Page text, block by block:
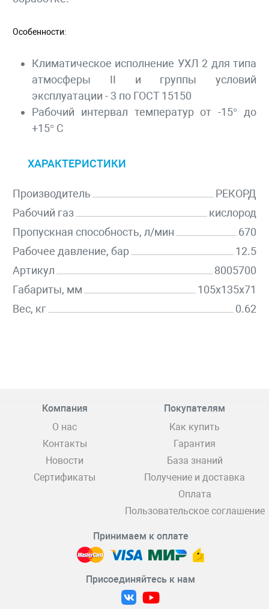
Особенности:
Климатическое исполнение УХЛ 2 для типа
атмосферы II и группы условий
эксплуатации - 3 по ГОСТ 15150
Рабочий интервал температур от -15° до
+15° С
ХАРАКТЕРИСТИКИ
Производитель
РЕКОРД
Рабочий газ
кислород
Пропускная способность, л/мин
670
Рабочее давление, бар
12.5
Артикул
8005700
Габариты, мм
105х135х71
Вес, кг
0.62
Компания
О нас
Контакты
Новости
Сертификаты
Покупателям
Как купить
Гарантия
База знаний
Получение и доставка
Оплата
Пользовательское соглашение
Принимаем к оплате
Присоединяйтесь к нам